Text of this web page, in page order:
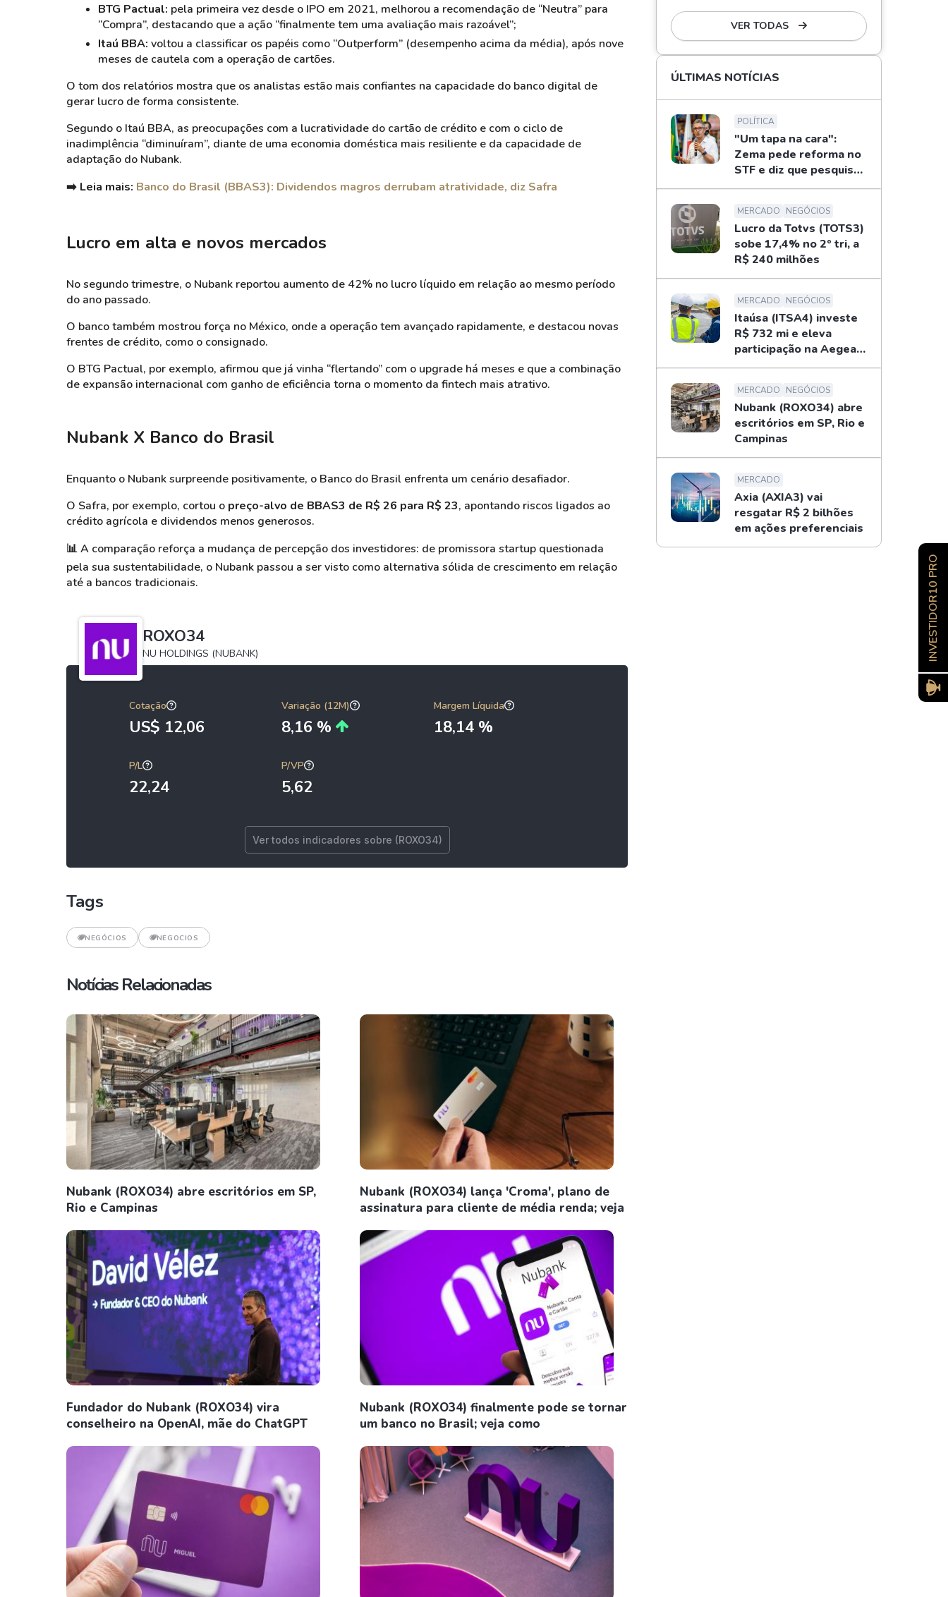
BTG Pactual: pela primeira vez desde o IPO em 2021, melhorou a recomendação de “Neutra” para
“Compra”, destacando que a ação “finalmente tem uma avaliação mais razoável”;
Itaú BBA: voltou a classificar os papéis como “Outperform” (desempenho acima da média), após nove
meses de cautela com a operação de cartões.
O tom dos relatórios mostra que os analistas estão mais confiantes na capacidade do banco digital de
gerar lucro de forma consistente.
Segundo o Itaú BBA, as preocupações com a lucratividade do cartão de crédito e com o ciclo de
inadimplência “diminuíram”, diante de uma economia doméstica mais resiliente e da capacidade de
adaptação do Nubank.
➡️ Leia mais: Banco do Brasil (BBAS3): Dividendos magros derrubam atratividade, diz Safra
Lucro em alta e novos mercados
No segundo trimestre, o Nubank reportou aumento de 42% no lucro líquido em relação ao mesmo período
do ano passado.
O banco também mostrou força no México, onde a operação tem avançado rapidamente, e destacou novas
frentes de crédito, como o consignado.
O BTG Pactual, por exemplo, afirmou que já vinha “flertando” com o upgrade há meses e que a combinação
de expansão internacional com ganho de eficiência torna o momento da fintech mais atrativo.
Nubank X Banco do Brasil
Enquanto o Nubank surpreende positivamente, o Banco do Brasil enfrenta um cenário desafiador.
O Safra, por exemplo, cortou o preço-alvo de BBAS3 de R$ 26 para R$ 23, apontando riscos ligados ao
crédito agrícola e dividendos menos generosos.
📊A comparação reforça a mudança de percepção dos investidores: de promissora startup questionada
pela sua sustentabilidade, o Nubank passou a ser visto como alternativa sólida de crescimento em relação
até a bancos tradicionais.
ROXO34
NU HOLDINGS (NUBANK)
Cotação
US$ 12,06
Variação (12M)
8,16 %
Margem Líquida
18,14 %
P/L
22,24
P/VP
5,62
Ver todos indicadores sobre (ROXO34)
Tags
NEGÓCIOS NEGOCIOS
Notícias Relacionadas
Nubank (ROXO34) abre escritórios em SP,
Rio e Campinas
Nubank (ROXO34) lança 'Croma', plano de
assinatura para cliente de média renda; veja
Fundador do Nubank (ROXO34) vira
conselheiro na OpenAI, mãe do ChatGPT
Nubank (ROXO34) finalmente pode se tornar
um banco no Brasil; veja como
VER TODAS
ÚLTIMAS NOTÍCIAS
POLÍTICA
"Um tapa na cara":
Zema pede reforma no
STF e diz que pesquisas
não definem eleições
MERCADO NEGÓCIOS
Lucro da Totvs (TOTS3)
sobe 17,4% no 2º tri, a
R$ 240 milhões
MERCADO NEGÓCIOS
Itaúsa (ITSA4) investe
R$ 732 mi e eleva
participação na Aegea
para 14%
MERCADO NEGÓCIOS
Nubank (ROXO34) abre
escritórios em SP, Rio e
Campinas
MERCADO
Axia (AXIA3) vai
resgatar R$ 2 bilhões
em ações preferenciais
INVESTIDOR10 PRO